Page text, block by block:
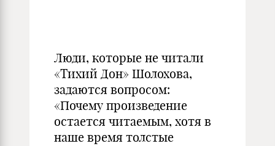
Люди, которые не читали
«Тихий Дон» Шолохова,
задаются вопросом:
«Почему произведение
остается читаемым, хотя в
наше время толстые